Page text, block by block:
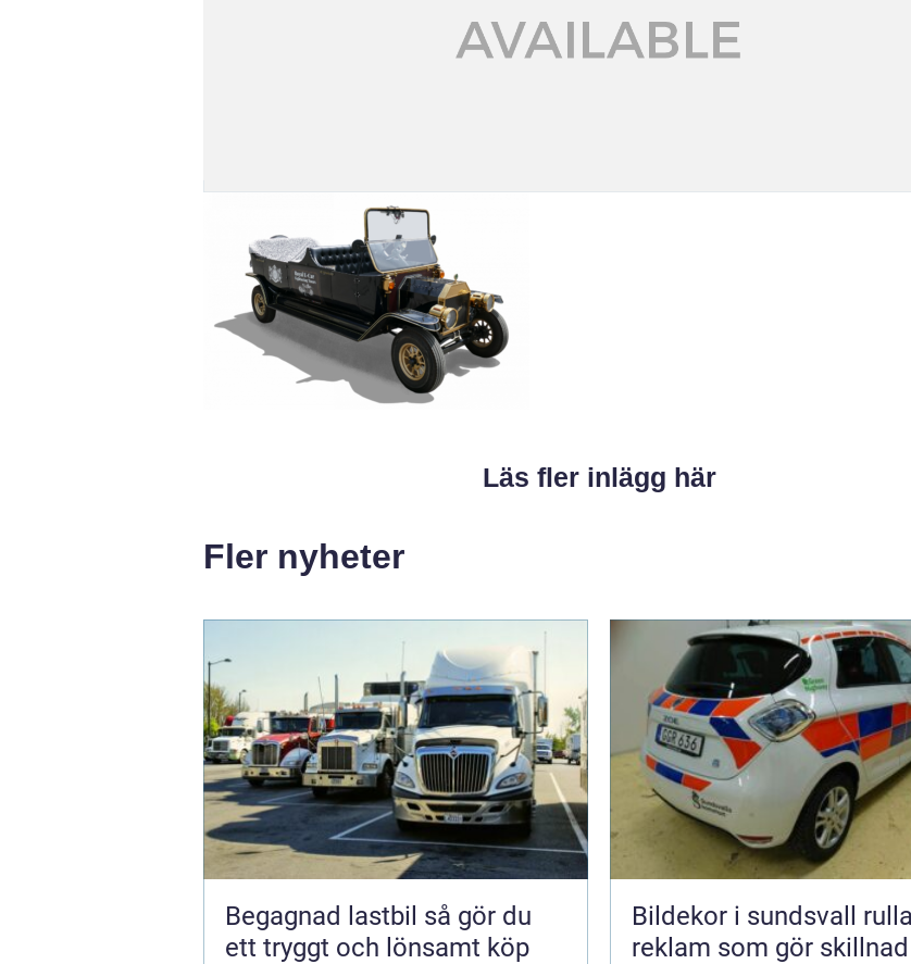
Läs fler inlägg här
Fler nyheter
Begagnad lastbil så gör du
ett tryggt och lönsamt köp
Bildekor i sundsvall rullande
reklam som gör skillnad